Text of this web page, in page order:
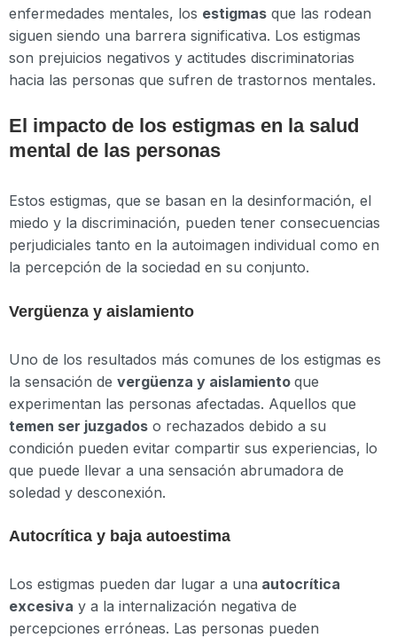
enfermedades mentales, los estigmas que las rodean
siguen siendo una barrera significativa. Los estigmas
son prejuicios negativos y actitudes discriminatorias
hacia las personas que sufren de trastornos mentales.
El impacto de los estigmas en la salud
mental de las personas
Estos estigmas, que se basan en la desinformación, el
miedo y la discriminación, pueden tener consecuencias
perjudiciales tanto en la autoimagen individual como en
la percepción de la sociedad en su conjunto.
Vergüenza y aislamiento
Uno de los resultados más comunes de los estigmas es
la sensación de vergüenza y aislamiento que
experimentan las personas afectadas. Aquellos que
temen ser juzgados o rechazados debido a su
condición pueden evitar compartir sus experiencias, lo
que puede llevar a una sensación abrumadora de
soledad y desconexión.
Autocrítica y baja autoestima
Los estigmas pueden dar lugar a una autocrítica
excesiva y a la internalización negativa de
percepciones erróneas. Las personas pueden